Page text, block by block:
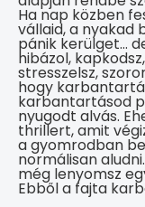
Ha nap közben
vállaid, a nyakad
pánik kerülget…
hibázol,
stresszelsz,
hogy
karbantartásod
nyugodt alvás.
thrillert, amit
a gyomrodban
normálisan
még lenyomsz
Ebből a fajta